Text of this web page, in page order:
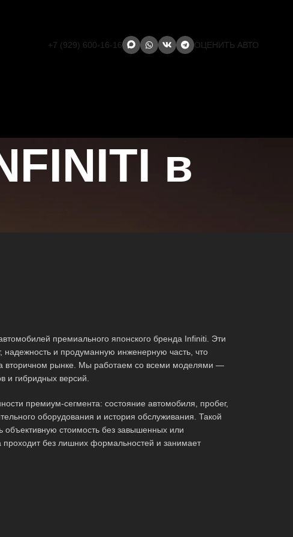
+7 (929) 600-16-16 ОЦЕНИТЬ АВТО
в
премиального японского бренда Infiniti. Эти
надежность и продуманную инженерную часть, что
вторичном рынке. Мы работаем со всеми моделями —
и гибридных версий.
премиум-сегмента: состояние автомобиля, пробег,
оборудования и история обслуживания. Такой
объективную стоимость без завышенных или
без лишних формальностей и занимает